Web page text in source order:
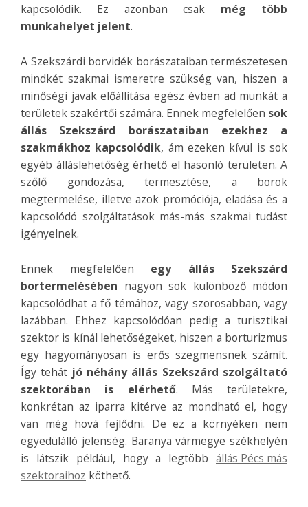
kapcsolódik. Ez azonban csak még több
munkahelyet jelent.
A Szekszárdi borvidék borászataiban természetesen
mindkét szakmai ismeretre szükség van, hiszen a
minőségi javak előállítása egész évben ad munkát a
területek szakértői számára. Ennek megfelelően sok
állás Szekszárd borászataiban ezekhez a
szakmákhoz kapcsolódik, ám ezeken kívül is sok
egyéb álláslehetőség érhető el hasonló területen. A
szőlő gondozása, termesztése, a borok
megtermelése, illetve azok promóciója, eladása és a
kapcsolódó szolgáltatások más-más szakmai tudást
igényelnek.
Ennek megfelelően egy állás Szekszárd
bortermelésében nagyon sok különböző módon
kapcsolódhat a fő témához, vagy szorosabban, vagy
lazábban. Ehhez kapcsolódóan pedig a turisztikai
szektor is kínál lehetőségeket, hiszen a borturizmus
egy hagyományosan is erős szegmensnek számít.
Így tehát jó néhány állás Szekszárd szolgáltató
szektorában is elérhető. Más területekre,
konkrétan az iparra kitérve az mondható el, hogy
van még hová fejlődni. De ez a környéken nem
egyedülálló jelenség. Baranya vármegye székhelyén
is látszik például, hogy a legtöbb állás Pécs más
szektoraihoz köthető.